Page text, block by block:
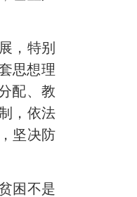
，特别
思想理
配、教
，依法
坚决防
困不是